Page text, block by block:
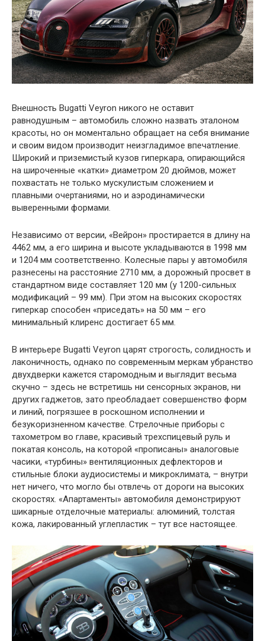
Внешность Bugatti Veyron никого не оставит
равнодушным – автомобиль сложно назвать эталоном
красоты, но он моментально обращает на себя внимание
и своим видом производит неизгладимое впечатление.
Широкий и приземистый кузов гиперкара, опирающийся
на широченные «катки» диаметром 20 дюймов, может
похвастать не только мускулистым сложением и
плавными очертаниями, но и аэродинамически
выверенными формами.
Независимо от версии, «Вейрон» простирается в длину на
4462 мм, а его ширина и высоте укладываются в 1998 мм
и 1204 мм соответственно. Колесные пары у автомобиля
разнесены на расстояние 2710 мм, а дорожный просвет в
стандартном виде составляет 120 мм (у 1200-сильных
модификаций – 99 мм). При этом на высоких скоростях
гиперкар способен «приседать» на 50 мм – его
минимальный клиренс достигает 65 мм.
В интерьере Bugatti Veyron царят строгость, солидность и
лаконичность, однако по современным меркам убранство
двухдверки кажется старомодным и выглядит весьма
скучно – здесь не встретишь ни сенсорных экранов, ни
других гаджетов, зато преобладает совершенство форм
и линий, погрязшее в роскошном исполнении и
безукоризненном качестве. Стрелочные приборы с
тахометром во главе, красивый трехспицевый руль и
покатая консоль, на которой «прописаны» аналоговые
часики, «турбины» вентиляционных дефлекторов и
стильные блоки аудиосистемы и микроклимата, – внутри
нет ничего, что могло бы отвлечь от дороги на высоких
скоростях. «Апартаменты» автомобиля демонстрируют
шикарные отделочные материалы: алюминий, толстая
кожа, лакированный углепластик – тут все настоящее.